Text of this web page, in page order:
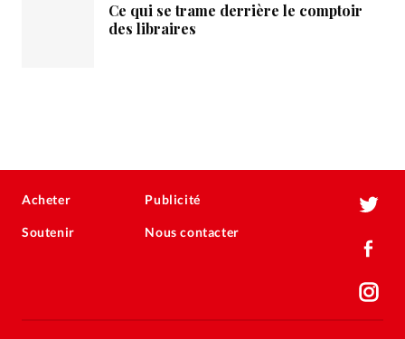
Ce qui se trame derrière le comptoir
des libraires
Acheter
Soutenir
Publicité
Nous contacter